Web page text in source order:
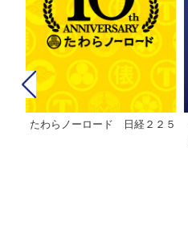
ＭＨＡＭ株式インデックスファ